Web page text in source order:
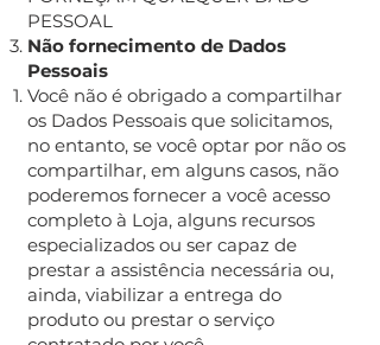
PESSOAL
Não fornecimento de Dados
Pessoais
Você não é obrigado a compartilhar
os Dados Pessoais que solicitamos,
no entanto, se você optar por não os
compartilhar, em alguns casos, não
poderemos fornecer a você acesso
completo à Loja, alguns recursos
especializados ou ser capaz de
prestar a assistência necessária ou,
ainda, viabilizar a entrega do
produto ou prestar o serviço